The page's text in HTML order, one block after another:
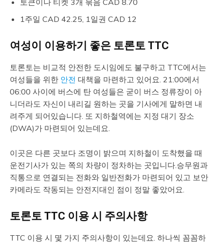
토큰이나 티켓 3개 묶음 CAD 8.70
1주일 CAD 42.25, 1일권 CAD 12
여성이 이용하기 좋은 토론토 TTC
토론토는 비교적 안전한 도시임에도 불구하고 TTC에서는
여성들을 위한 안전 대책을 마련하고 있어요. 21:00에서
06:00 사이에 버스에 탄 여성들은 굳이 버스 정류장이 아
니더라도 자신이 내리길 원하는 곳을 기사에게 말하면 내
려주게 되어있습니다. 또 지하철역에는 지정 대기 장소
(DWA)가 마련되어 있는데요.
이곳은 다른 곳보다 조명이 밝으며 지하철이 도착했을 때
운전기사가 있는 쪽의 차량이 정차하는 곳입니다.승무원과
직통으로 연결되는 전화와 일반전화가 마련되어 있고 보안
카메라도 작동되는 안전지대인 점이 정말 좋았어요.
토론토 TTC 이용 시 주의사항
TTC 이용 시 몇 가지 주의사항이 있는데요. 하나씩 꼼꼼하